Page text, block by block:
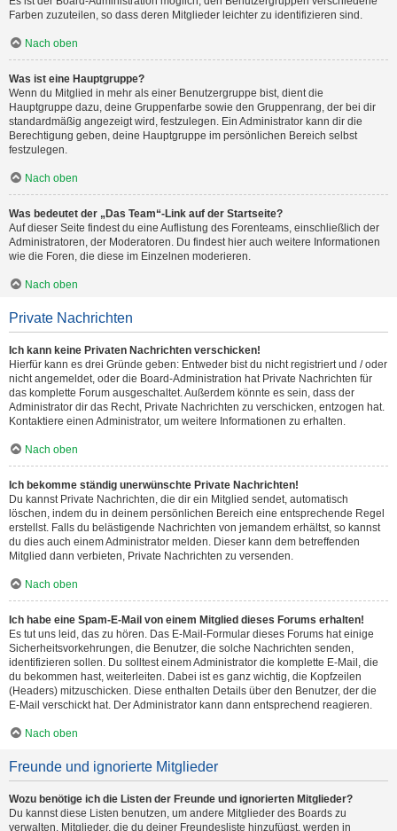
Farben zuzuteilen, so dass deren Mitglieder leichter zu identifizieren sind.
Nach oben
Was ist eine Hauptgruppe?
Wenn du Mitglied in mehr als einer Benutzergruppe bist, dient die
Hauptgruppe dazu, deine Gruppenfarbe sowie den Gruppenrang, der bei dir
standardmäßig angezeigt wird, festzulegen. Ein Administrator kann dir die
Berechtigung geben, deine Hauptgruppe im persönlichen Bereich selbst
festzulegen.
Nach oben
Was bedeutet der „Das Team“-Link auf der Startseite?
Auf dieser Seite findest du eine Auflistung des Forenteams, einschließlich der
Administratoren, der Moderatoren. Du findest hier auch weitere Informationen
wie die Foren, die diese im Einzelnen moderieren.
Nach oben
Private Nachrichten
Ich kann keine Privaten Nachrichten verschicken!
Hierfür kann es drei Gründe geben: Entweder bist du nicht registriert und / oder
nicht angemeldet, oder die Board-Administration hat Private Nachrichten für
das komplette Forum ausgeschaltet. Außerdem könnte es sein, dass der
Administrator dir das Recht, Private Nachrichten zu verschicken, entzogen hat.
Kontaktiere einen Administrator, um weitere Informationen zu erhalten.
Nach oben
Ich bekomme ständig unerwünschte Private Nachrichten!
Du kannst Private Nachrichten, die dir ein Mitglied sendet, automatisch
löschen, indem du in deinem persönlichen Bereich eine entsprechende Regel
erstellst. Falls du belästigende Nachrichten von jemandem erhältst, so kannst
du dies auch einem Administrator melden. Dieser kann dem betreffenden
Mitglied dann verbieten, Private Nachrichten zu versenden.
Nach oben
Ich habe eine Spam-E-Mail von einem Mitglied dieses Forums erhalten!
Es tut uns leid, das zu hören. Das E-Mail-Formular dieses Forums hat einige
Sicherheitsvorkehrungen, die Benutzer, die solche Nachrichten senden,
identifizieren sollen. Du solltest einem Administrator die komplette E-Mail, die
du bekommen hast, weiterleiten. Dabei ist es ganz wichtig, die Kopfzeilen
(Headers) mitzuschicken. Diese enthalten Details über den Benutzer, der die
E-Mail verschickt hat. Der Administrator kann dann entsprechend reagieren.
Nach oben
Freunde und ignorierte Mitglieder
Wozu benötige ich die Listen der Freunde und ignorierten Mitglieder?
Du kannst diese Listen benutzen, um andere Mitglieder des Boards zu
verwalten. Mitglieder, die du deiner Freundesliste hinzufügst, werden in